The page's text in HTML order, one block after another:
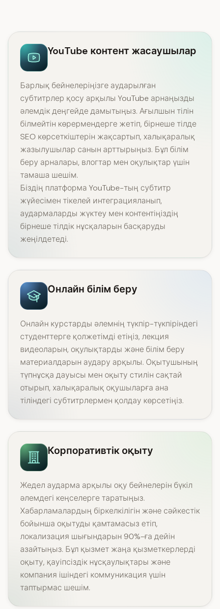
YouTube контент жасаушылар
Барлық бейнелеріңізге аударылған
субтитрлер қосу арқылы YouTube арнаңызды
әлемдік деңгейде дамытыңыз. Ағылшын тілін
білмейтін көрермендерге жетіп, бірнеше тілде
SEO көрсеткіштерін жақсартып, халықаралық
жазылушылар санын арттырыңыз. Бұл білім
беру арналары, влогтар мен оқулықтар үшін
тамаша шешім.
Біздің платформа YouTube-тың субтитр
жүйесімен тікелей интеграцияланып,
аудармаларды жүктеу мен контентіңіздің
бірнеше тілдік нұсқаларын басқаруды
жеңілдетеді.
Онлайн білім беру
Онлайн курстарды әлемнің түкпір-түкпіріндегі
студенттерге қолжетімді етіңіз, лекция
видеоларын, оқулықтарды және білім беру
материалдарын аудару арқылы. Оқытушының
түпнұсқа дауысы мен оқыту стилін сақтай
отырып, халықаралық оқушыларға ана
тіліндегі субтитрлермен қолдау көрсетіңіз.
Корпоративтік оқыту
Жедел аударма арқылы оқу бейнелерін бүкіл
әлемдегі кеңселерге таратыңыз.
Хабарламалардың біркелкілігін және сәйкестік
бойынша оқытуды қамтамасыз етіп,
локализация шығындарын 90%-ға дейін
азайтыңыз. Бұл қызмет жаңа қызметкерлерді
оқыту, қауіпсіздік нұсқаулықтары және
компания ішіндегі коммуникация үшін
таптырмас шешім.